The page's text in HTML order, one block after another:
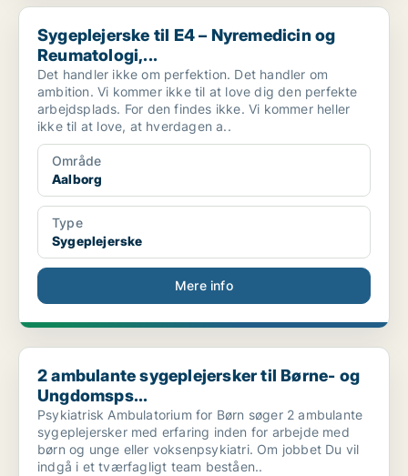
Sygeplejerske til E4 – Nyremedicin og Reumatologi,...
Sygeplejerske til E4 – Nyremedicin og
Reumatologi,...
Det handler ikke om perfektion. Det handler om
ambition. Vi kommer ikke til at love dig den perfekte
arbejdsplads. For den findes ikke. Vi kommer heller
ikke til at love, at hverdagen a..
Område
Aalborg
Type
Sygeplejerske
Mere info
2 ambulante sygeplejersker til Børne- og Ungdomsps...
2 ambulante sygeplejersker til Børne- og
Ungdomsps...
Psykiatrisk Ambulatorium for Børn søger 2 ambulante
sygeplejersker med erfaring inden for arbejde med
børn og unge eller voksenpsykiatri. Om jobbet Du vil
indgå i et tværfagligt team beståen..